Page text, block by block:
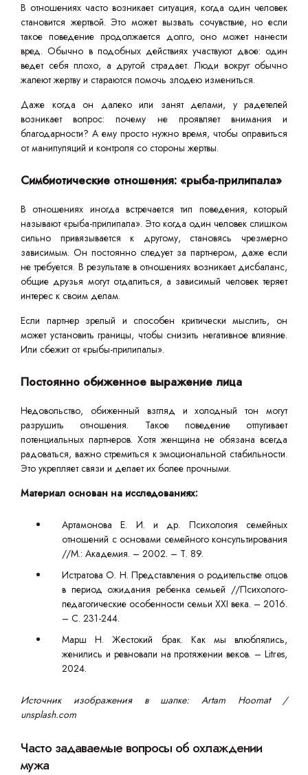
В отношениях часто возникает ситуация, когда один человек
становится жертвой. Это может вызвать сочувствие, но если
такое поведение продолжается долго, оно может нанести
вред. Обычно в подобных действиях участвуют двое: один
ведет себя плохо, а другой страдает. Люди вокруг обычно
жалеют жертву и стараются помочь злодею измениться.
Даже когда он далеко или занят делами, у радетелей
возникает вопрос: почему не проявляет внимания и
благодарности? А ему просто нужно время, чтобы оправиться
от манипуляций и контроля со стороны жертвы.
Симбиотические отношения: «рыба-прилипала»
В отношениях иногда встречается тип поведения, который
называют «рыба-прилипала». Это когда один человек слишком
сильно привязывается к другому, становясь чрезмерно
зависимым. Он постоянно следует за партнером, даже если
не требуется. В результате в отношениях возникает дисбаланс,
общие друзья могут отдалиться, а зависимый человек теряет
интерес к своим делам.
Если партнер зрелый и способен критически мыслить, он
может установить границы, чтобы снизить негативное влияние.
Или сбежит от «рыбы-прилипалы».
Постоянно обиженное выражение лица
Недовольство, обиженный взгляд и холодный тон могут
разрушить отношения. Такое поведение отпугивает
потенциальных партнеров. Хотя женщина не обязана всегда
радоваться, важно стремиться к эмоциональной стабильности.
Это укрепляет связи и делает их более прочными.
Материал основан на исследованиях:
Артамонова Е. И. и др. Психология семейных
отношений с основами семейного консультирования
//М.: Академия. – 2002. – Т. 89.
Истратова О. Н. Представления о родительстве отцов
в период ожидания ребенка семьей //Психолого-
педагогические особенности семьи XXI века. – 2016.
– С. 231-244.
Марш Н. Жестокий брак. Как мы влюблялись,
женились и ревновали на протяжении веков. – Litres,
2024.
Источник изображения в шапке: Artam Hoomat /
unsplash.com
Часто задаваемые вопросы об охлаждении
мужа